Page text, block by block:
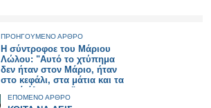
ΠΡΟΗΓΟΥΜΕΝΟ ΑΡΘΡΟ
Η σύντροφοε του Μάριου
Λώλου: "Αυτό το χτύπημα
δεν ήταν στον Μάριο, ήταν
στο κεφάλι, στα μάτια και τα
αυτιά όλων μας."
ΕΠΟΜΕΝΟ ΑΡΘΡΟ